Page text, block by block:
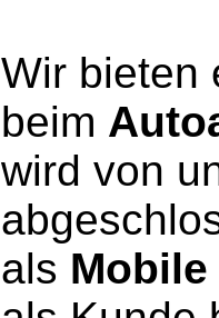
Wir bieten
beim
wird von
als